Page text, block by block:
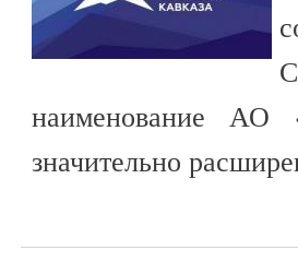
наименование АО
значительно